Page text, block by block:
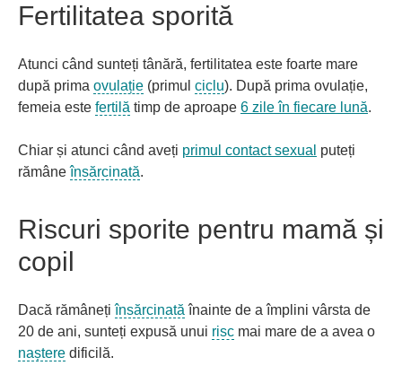
Fertilitatea sporită
Atunci când sunteți tânără, fertilitatea este foarte mare
după prima ovulație (primul ciclu). După prima ovulație,
femeia este fertilă timp de aproape 6 zile în fiecare lună.
Chiar și atunci când aveți primul contact sexual puteți
rămâneînsărcinată.
Riscuri sporite pentru mamă și
copil
Dacă rămânețiînsărcinată înainte de a împlini vârsta de
20 de ani, sunteți expusă unui risc mai mare de a avea o
naștere dificilă.